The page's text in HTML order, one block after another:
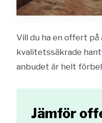
Vill du ha en offert
kvalitetssäkrade
anbudet är helt
Jämför